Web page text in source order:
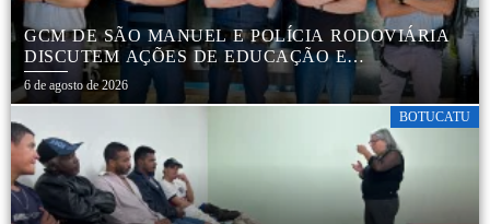
GCM DE SÃO MANUEL E POLÍCIA RODOVIÁRIA
DISCUTEM AÇÕES DE EDUCAÇÃO E
SEGURANÇA NO TRÂNSITO
6 de agosto de 2026
BOTUCATU